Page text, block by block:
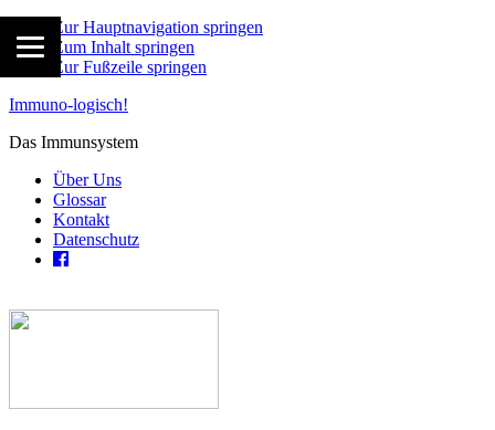
Zur Hauptnavigation springen
Zum Inhalt springen
Zur Fußzeile springen
Immuno-logisch!
Das Immunsystem
Über Uns
Glossar
Kontakt
Datenschutz